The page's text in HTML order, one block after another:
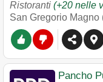
Ristoranti (+20 nelle
San Gregorio Magno
Pancho